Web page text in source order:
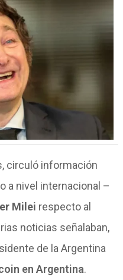
circuló información
a nivel internacional –
Milei respecto al
noticias señalaban,
de la Argentina
en Argentina.